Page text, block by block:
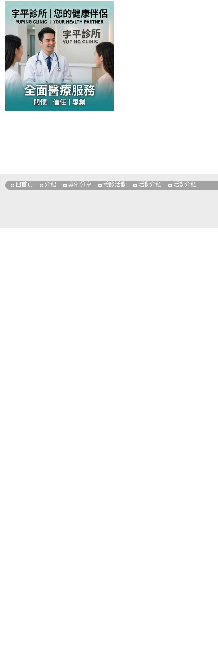
回首頁 介紹 案例分享 義診活動 活動介紹 活動介紹